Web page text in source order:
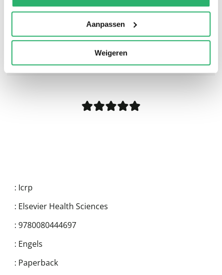
Aanpassen
Weigeren
: Icrp
: Elsevier Health Sciences
: 9780080444697
: Engels
: Paperback